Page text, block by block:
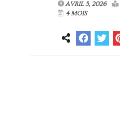
AVRIL 5, 2026
4 MOIS